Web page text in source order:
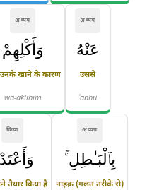
अव्यय
عَنْهُ
उससे
ʿanhu
अव्यय
وَأَكْلِهِمْ
खाने के कारण
wa-aklihim
अव्यय
بِٱلْبَـٰطِلِ ۚ
नाहक़ (गलत तरीके से)
क्रिया
तैयार किया है